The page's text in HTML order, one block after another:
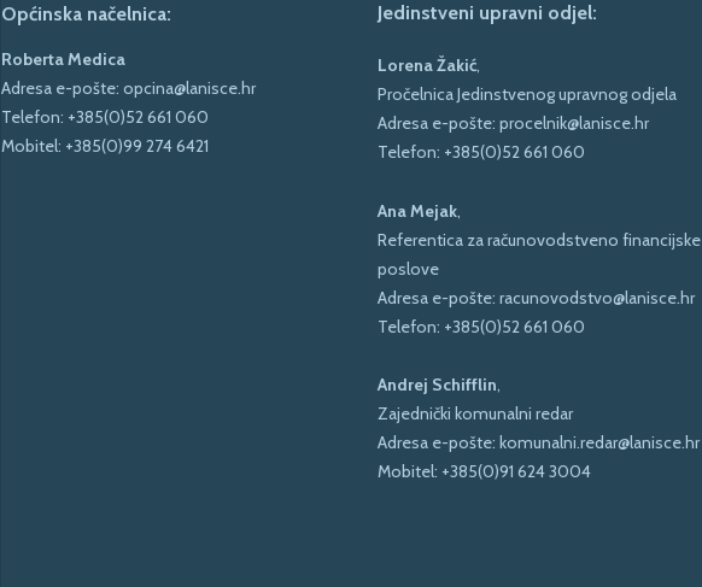
Općinska načelnica:
Roberta Medica
Adresa e-pošte: opcina@lanisce.hr
Telefon: +385(0)52 661 060
Mobitel: +385(0)99 274 6421
Jedinstveni upravni odjel:
Lorena Žakić,
Pročelnica Jedinstvenog upravnog odjela
Adresa e-pošte: procelnik@lanisce.hr
Telefon: +385(0)52 661 060
Ana Mejak
Referentica za računovodstveno financijske
poslove
Adresa e-pošte: racunovodstvo@lanisce.hr
Telefon: +385(0)52 661 060
Andrej Schifflin
Zajednički komunalni redar
Adresa e-pošte: komunalni.redar@lanisce.hr
Mobitel: +385(0)91 624 3004